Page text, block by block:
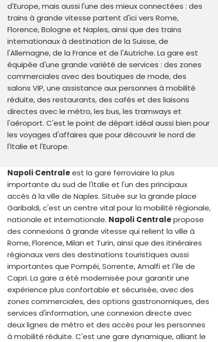
d'Europe, mais aussi l'une des mieux connectées : des
trains à grande vitesse partent d'ici vers Rome,
Florence, Bologne et Naples, ainsi que des trains
internationaux à destination de la Suisse, de
l'Allemagne, de la France et de l'Autriche. La gare est
équipée d'une grande variété de services : des zones
commerciales avec des boutiques de mode, des
salons VIP, une assistance aux personnes à mobilité
réduite, des restaurants, des cafés et des liaisons
directes avec le métro, les bus, les tramways et
l'aéroport. C'est le point de départ idéal aussi bien pour
les voyages d'affaires que pour découvrir le nord de
l'Italie et l'Europe.
Napoli Centraleest la gare ferroviaire la plus
importante du sud de l'Italie et l'un des principaux
accès à la ville de Naples. Située sur la grande place
Garibaldi, c'est un centre vital pour la mobilité régionale,
nationale et internationale. Napoli Centralepropose
des connexions à grande vitesse qui relient la ville à
Rome, Florence, Milan et Turin, ainsi que des itinéraires
régionaux vers des destinations touristiques aussi
importantes que Pompéi, Sorrente, Amalfi et l'île de
Capri. La gare a été modernisée pour garantir une
expérience plus confortable et sécurisée, avec des
zones commerciales, des options gastronomiques, des
services d'information, une connexion directe avec
deux lignes de métro et des accès pour les personnes
à mobilité réduite. C'est une gare dynamique, alliant le